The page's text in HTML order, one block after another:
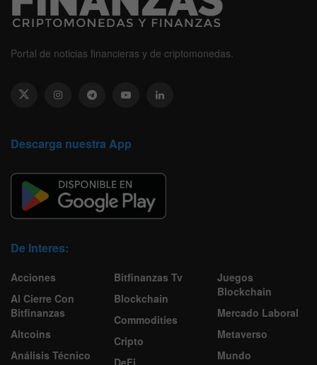
Portal de noticias financieras y de criptomonedas.
Descarga nuestra App
De Interes:
Acciones
Al Cierre Con
Bitfinanzas
Altcoins
Análisis Técnico
Bitfinanzas Tv
Blockchain
Commodities
Cripto
Juegos
Blockchain
Mercado Laboral
Metaverso
Mundo